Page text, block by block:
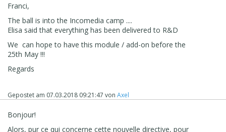
Franci,
The ball is into the Incomedia camp ....
Elisa said that everything has been delivered to R&D
We can hope to have this module / add-on before the
25th May !!!
Regards
Gepostet am 07.03.2018 09:21:47 von Axel
Bonjour!
Alors, pur ce qui concerne cette nouvelle directive, pour